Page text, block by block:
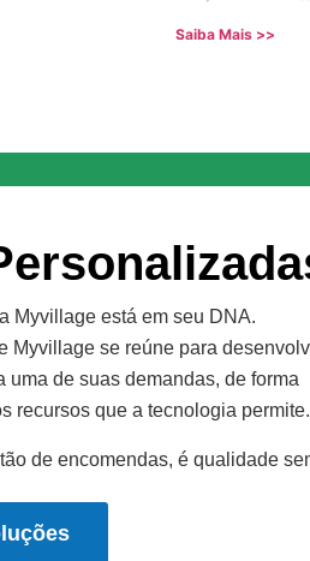
Saiba Mais >>
Myvillage está em seu DNA.
Myvillage se reúne para
de suas demandas, de forma
recursos que a tecnologia permite.
de encomendas, é qualidade